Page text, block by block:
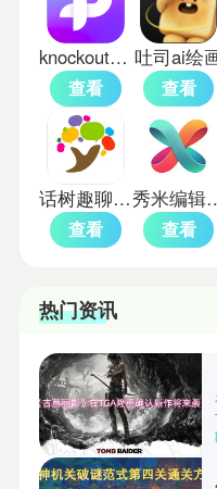
knockout智能抠图
查看
吐司ai绘
查看
话树趣聊app
查看
秀米编
查看
热门资讯